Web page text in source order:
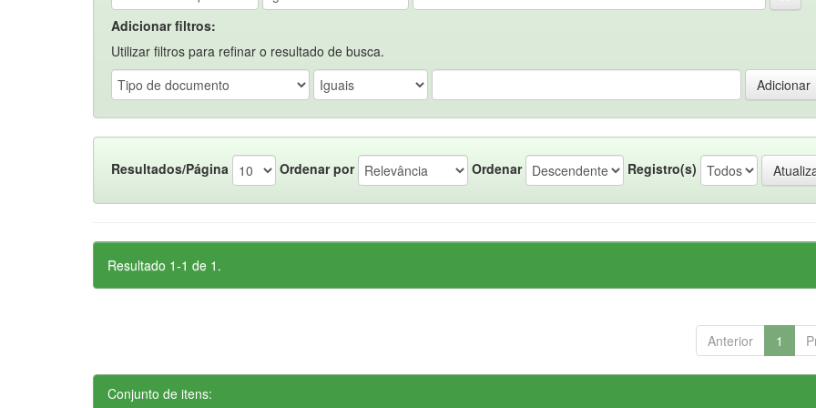
Adicionar filtros:
Utilizar filtros para refinar o resultado de busca.
Resultados/Página Ordenar por Ordenar Registro(s)
Resultado 1-1 de 1.
Anterior 1
Conjunto de itens: